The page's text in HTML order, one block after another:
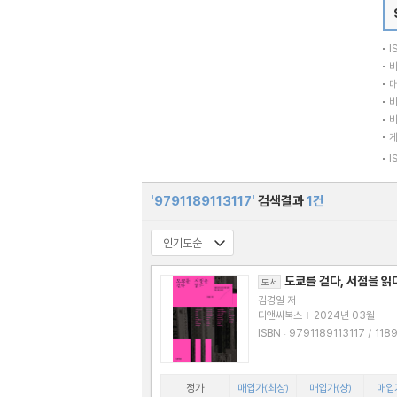
'9791189113117' 검색결과1건
도서 도쿄를 걷다, 서점을 읽
김경일 저
디앤씨북스 | 2024년 03월
ISBN :
정가 매입가(최상) 매입가(상) 매